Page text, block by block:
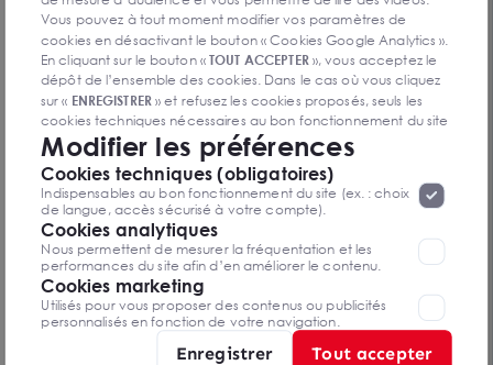
Dès 650 000 € HD
Vente local commercial divisible à Bordeaux
Vous pouvez à tout moment modifier vos paramètres de
cookies en désactivant le bouton « Cookies Google Analytics ».
En cliquant sur le bouton «TOUT ACCEPTER», vous acceptez le
dépôt de l’ensemble des cookies. Dans le cas où vous cliquez
sur « ENREGISTRER» et refusez les cookies proposés, seuls les
cookies techniques nécessaires au bon fonctionnement du site
seront déposés. Pour plus d’informations, vous pouvez consulter
la page«Protection des données à caractère
personnel ».Lorsque vous naviguez sur notre site internet, il
peut être amenée à déposer des cookies. Vous avez la
possibilité de désactiver les cookies, ces réglages ne seront
valables que sur le navigateur que vous utilisez actuellement
Modifier les préférences
Cookies techniques (obligatoires)
Indispensables au bon fonctionnement du site (ex. : choix
de langue, accès sécurisé à votre compte).
Cookies analytiques
Nous permettent de mesurer la fréquentation et les
performances du site afin d’en améliorer le contenu.
Cookies marketing
Utilisés pour vous proposer des contenus ou publicités
personnalisés en fonction de votre navigation.
Enregistrer Tout accepter